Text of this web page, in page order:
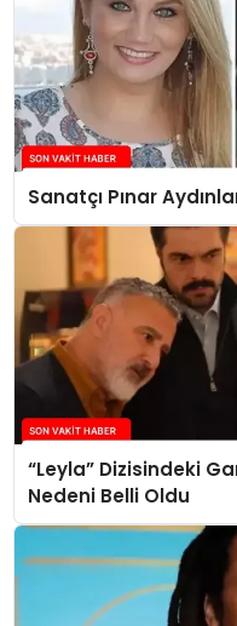
Sanatçı Pınar
“Leyla” Dizisindeki
Nedeni Belli Oldu